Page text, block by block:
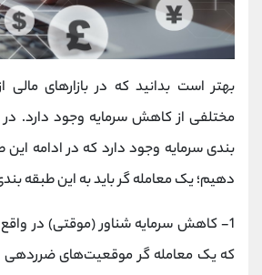
بهتر است بدانید که در بازارهای مالی
مختلفی از کاهش سرمایه وجود دارد.
بندی سرمایه وجود دارد که در ادامه
دهیم؛ یک معامله گر باید به این طبقه
1- کاهش سرمایه شناور (موقتی) در واقع
که یک معامله‌ گر موقعیت‌های ضرردهی